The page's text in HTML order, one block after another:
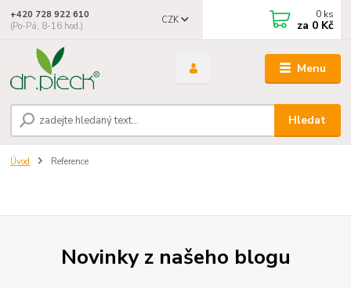
Menu
CZK
Hledat
+420 728 922 610
(Po-Pá, 8-16 hod.)
0 ks
za 0 Kč
Úvod Reference
Novinky z našeho blogu